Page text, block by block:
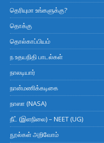
தெரியுமா உங்களுக்கு?
தொக்கு
தொல்காப்பியம்
ந உதயநிதி பாடல்கள்
நாலடியார்
நான்மணிக்கடிகை
நாஸா (NASA)
நீட் (இளநிலை) – NEET (UG)
நூல்கள் அறிவோம்